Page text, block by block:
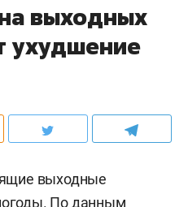
выходных
ухудшение
выходные
По данным